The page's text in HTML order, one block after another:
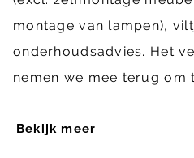
Bekijk meer
montage van lampen),
onderhoudsadvies. Het
nemen we mee terug om